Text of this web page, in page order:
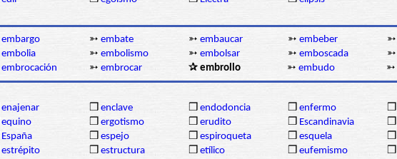
embargo ➳ embate ➳ embaucar ➳ embeber ➳
embolia ➳ embolismo ➳ embolsar ➳ emboscada ➳
embrocación ➳ embrocar ✰ embrollo ➳ embudo ➳
enajenar ❒ enclave ❒ endodoncia ❒ enfermo ❒
equino ❒ ergotismo ❒ erudito ❒ Escandinavia ❒
España ❒ espejo ❒ espiroqueta ❒ esquela ❒
estrépito ❒ estructura ❒ etílico ❒ eufemismo ❒